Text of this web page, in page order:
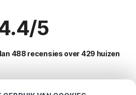
5
488 recensies over 429 huizen